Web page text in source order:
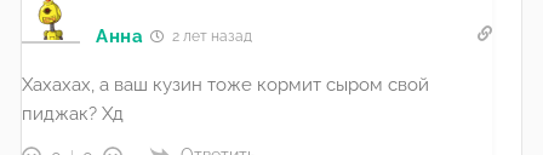
Анна 2 лет назад
Хахахах, а ваш кузин тоже кормит сыром свой
пиджак? Хд